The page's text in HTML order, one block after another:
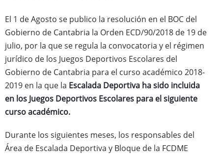
El 1 de Agosto se publico la resolución en el BOC del
Gobierno de Cantabria la Orden ECD/90/2018 de 19 de
julio, por la que se regula la convocatoria y el régimen
jurídico de los Juegos Deportivos Escolares del
Gobierno de Cantabria para el curso académico 2018-
2019 en la que la Escalada Deportiva ha sido incluida
en los Juegos Deportivos Escolares para el siguiente
curso académico.
Durante los siguientes meses, los responsables del
Área de Escalada Deportiva y Bloque de la FCDME